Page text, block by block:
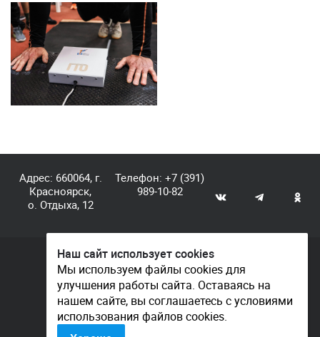
Адрес: 660064, г.
Красноярск,
о. Отдыха, 12
Телефон:+7 (391)
989-10-82
© КГАУ «Центр спортивной подготовки», 2026
Документы
Политика конфиденциальности
Контакты
Наш сайт использует cookies
Мы используем файлы cookies для
улучшения работы сайта. Оставаясь на
нашем сайте, вы соглашаетесь с условиями
использования файлов cookies.